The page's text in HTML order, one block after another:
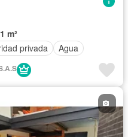
m²
privada Agua